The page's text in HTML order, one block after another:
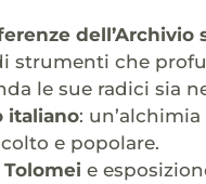
dell’Archivio
strumenti che
le sue radici sia
italiano: un’alchimia
e popolare.
e